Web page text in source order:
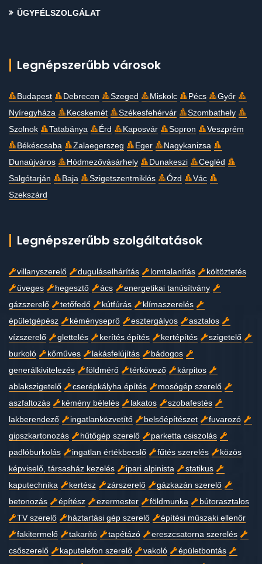
ÜGYFÉLSZOLGÁLAT
Legnépszerűbb városok
Budapest Debrecen Szeged Miskolc Pécs
Győr
Nyíregyháza
Kecskemét Székesfehérvár
Szombathely
Szolnok
Tatabánya Érd Kaposvár Sopron
Veszprém
Békéscsaba
Zalaegerszeg Eger
Nagykanizsa
Dunaújváros
Hódmezővásárhely Dunakeszi
Cegléd
Salgótarján
Baja Szigetszentmiklós Ózd
Vác
Szekszárd
Legnépszerűbb szolgáltatások
villanyszerelő duguláselhárítás lomtalanítás
költöztetés
üveges
hegesztő ács
energetikai tanúsítvány
gázszerelő
tetőfedő kútfúrás
klímaszerelés
épületgépész
kéményseprő esztergályos
asztalos
vízszerelő
glettelés kerítés építés kertépítés
szigetelő
burkoló
kőműves lakásfelújítás
bádogos
generálkivitelezés
földmérő térkövező
kárpitos
ablakszigetelő
cserépkályha építés
mosógép szerelő
aszfaltozás
kémény bélelés lakatos
szobafestés
lakberendező
ingatlanközvetítő belsőépítészet
fuvarozó
gipszkartonozás
hűtőgép szerelő
parketta csiszolás
padlóburkolás
ingatlan értékbecslő fűtés szerelés
közös
képviselő, társasház kezelés
ipari alpinista
statikus
kaputechnika
kertész zárszerelő
gázkazán szerelő
betonozás
építész ezermester földmunka
bútorasztalos
TV szerelő
háztartási gép szerelő
építési műszaki ellenőr
fakitermelő
takarító tapétázó
ereszcsatorna szerelés
csőszerelő
kaputelefon szerelő vakoló
épületbontás